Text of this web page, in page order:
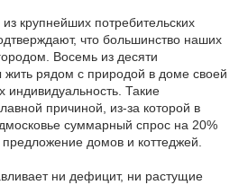
крупнейших потребительских
что большинство наших
Восемь из десяти
рядом с природой в доме своей
Такие
причиной, из-за которой в
суммарный спрос на 20%
домов и коттеджей.
ни дефицит, ни растущие